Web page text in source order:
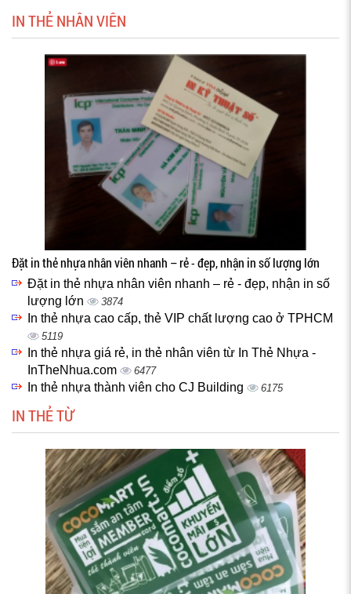
IN THẺ NHÂN VIÊN
Đặt in thẻ nhựa nhân viên nhanh – rẻ - đẹp, nhận in số lượng lớn
Đặt in thẻ nhựa nhân viên nhanh – rẻ - đẹp, nhận in số
lượng lớn
3874
In thẻ nhựa cao cấp, thẻ VIP chất lượng cao ở TPHCM
5119
In thẻ nhựa giá rẻ, in thẻ nhân viên từ In Thẻ Nhựa -
InTheNhua.com
6477
In thẻ nhựa thành viên cho CJ Building 6175
IN THẺ TỪ